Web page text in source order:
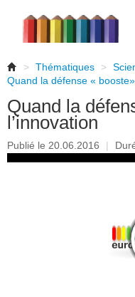
> Thématiques >
Quand la défense « booste»
Quand la
l’innovation
Publié le 20.06.2016 |